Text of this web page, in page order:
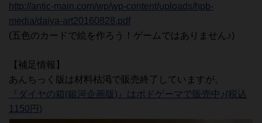
http://antic-main.com/wp/wp-content/uploads/hpb-
media/daiya-art20160828.pdf
(五色のカードで絵を作ろう！ゲームではありません♪)
【補足情報】
あんちっく版は材料枯渇で販売終了していますが、
『ダイヤの箱(銀河企画版)』はボドゲーマで販売中♪(税込
1150円)